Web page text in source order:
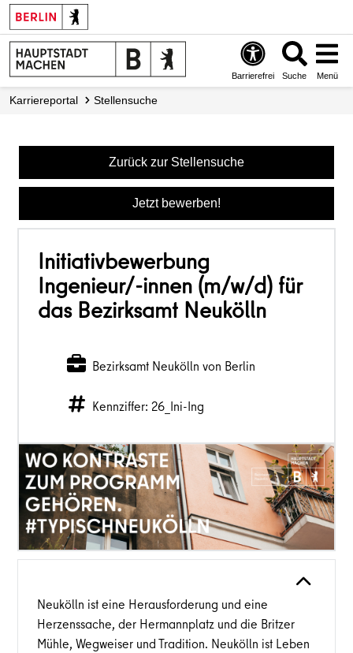
Barrierefrei Suche Menü
Karriereportal Stellensuche
Zurück zur Stellensuche
Jetzt bewerben!
Initiativbewerbung
Ingenieur/-innen (m/w/d) für
das Bezirksamt Neukölln
Bezirksamt Neukölln von Berlin
Kennziffer: 26_Ini-Ing
Neukölln ist eine Herausforderung und eine
Herzenssache, der Hermannplatz und die Britzer
Mühle, Wegweiser und Tradition. Neukölln ist Leben